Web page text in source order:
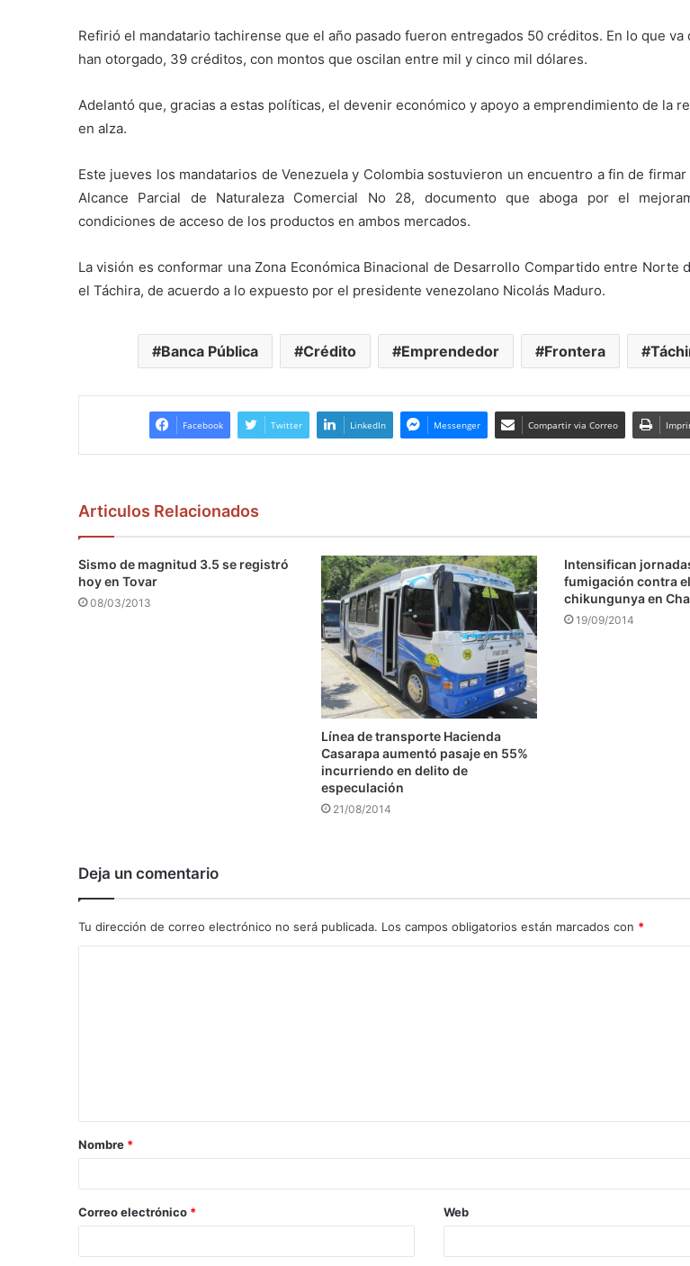
Refirió el mandatario tachirense que el año pasado fueron entregados 50 créditos. En lo que va
han otorgado, 39 créditos, con montos que oscilan entre mil y cinco mil dólares.
Adelantó que, gracias a estas políticas, el devenir económico y apoyo a emprendimiento de la
en alza.
Este jueves los mandatarios de Venezuela y Colombia sostuvieron un encuentro a fin de
Alcance Parcial de Naturaleza Comercial No 28, documento que aboga por el
condiciones de acceso de los productos en ambos mercados.
La visión es conformar una Zona Económica Binacional de Desarrollo Compartido entre Norte
el Táchira, de acuerdo a lo expuesto por el presidente venezolano Nicolás Maduro.
Banca Pública Crédito Emprendedor Frontera
Facebook Twitter LinkedIn Messenger Compartir via Correo
Articulos Relacionados
Sismo de magnitud 3.5 se registró
hoy en Tovar
08/03/2013
Línea de transporte Hacienda
Casarapa aumentó pasaje en 55%
incurriendo en delito de
especulación
21/08/2014
Intensifican
fumigación contra
chikungunya en
19/09/2014
Deja un comentario
Tu dirección de correo electrónico no será publicada. Los campos obligatorios están marcados con *
a
r
*
Nombre *
Correo electrónico * Web